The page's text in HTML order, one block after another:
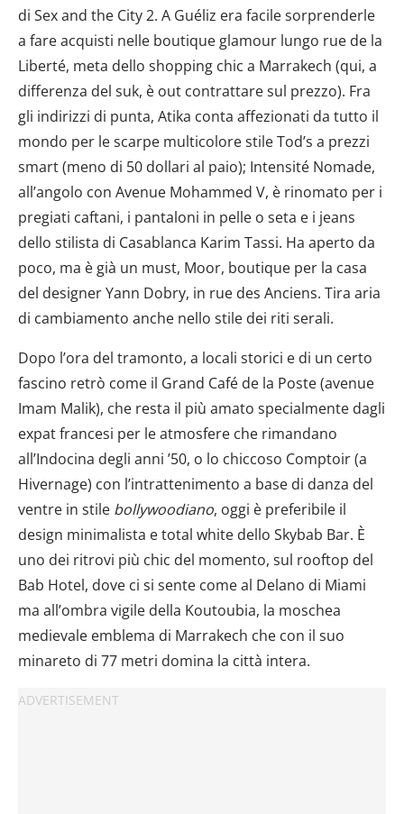
di Sex and the City 2. A Guéliz era facile sorprenderle
a fare acquisti nelle boutique glamour lungo rue de la
Liberté, meta dello shopping chic a Marrakech (qui, a
differenza del suk, è out contrattare sul prezzo). Fra
gli indirizzi di punta, Atika conta affezionati da tutto il
mondo per le scarpe multicolore stile Tod’s a prezzi
smart (meno di 50 dollari al paio); Intensité Nomade,
all’angolo con Avenue Mohammed V, è rinomato per i
pregiati caftani, i pantaloni in pelle o seta e i jeans
dello stilista di Casablanca Karim Tassi. Ha aperto da
poco, ma è già un must, Moor, boutique per la casa
del designer Yann Dobry, in rue des Anciens. Tira aria
di cambiamento anche nello stile dei riti serali.
Dopo l’ora del tramonto, a locali storici e di un certo
fascino retrò come il Grand Café de la Poste (avenue
Imam Malik), che resta il più amato specialmente dagli
expat francesi per le atmosfere che rimandano
all’Indocina degli anni ’50, o lo chiccoso Comptoir (a
Hivernage) con l’intrattenimento a base di danza del
ventre in stile bollywoodiano, oggi è preferibile il
design minimalista e total white dello Skybab Bar. È
uno dei ritrovi più chic del momento, sul rooftop del
Bab Hotel, dove ci si sente come al Delano di Miami
ma all’ombra vigile della Koutoubia, la moschea
medievale emblema di Marrakech che con il suo
minareto di 77 metri domina la città intera.